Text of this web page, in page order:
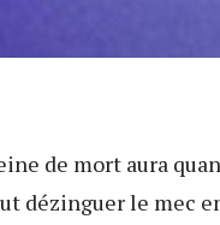
de mort aura
dézinguer le mec